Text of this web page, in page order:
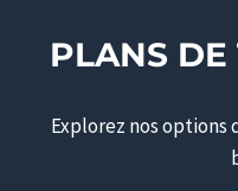
PLANS DE
Explorez nos options